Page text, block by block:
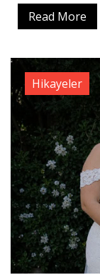
Read More
Hikayeler